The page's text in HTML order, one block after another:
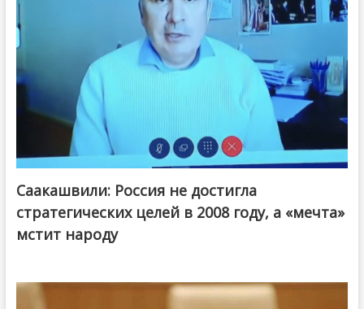
Саакашвили: Россия не достигла
стратегических целей в 2008 году, а «мечта»
мстит народу